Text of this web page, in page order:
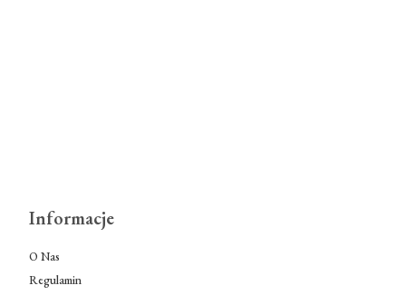
Informacje
O Nas
Regulamin